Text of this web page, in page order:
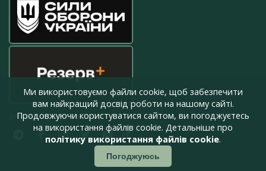
press@armyinform.com.ua
Ми використовуємо файли cookie, щоб забезпечити
вам найкращий досвід роботи на нашому сайті.
Продовжуючи користуватися сайтом, ви погоджуєтесь
на використання файлів cookie. Детальніше про
політику використання файлів cookie.
Погоджуюсь